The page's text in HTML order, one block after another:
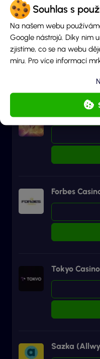
Souhlas s
Na našem webu
Google nástrojů. Díky nim
zjistíme, co se na webu
míru. Pro více informací
Recenze casin
Betano
Forbes
Tokyo Casino
Sazka